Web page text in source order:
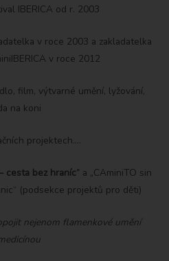
IBERICA od r. 2003
v roce 2003 a zakladatelka
v roce 2012
film, výtvarné umění, lyžování,
na koni
projektech….
cesta bez hraníc“ a „CAminiTO sin
(podsekce projektů pro děti)
nejenom flamenkové umění